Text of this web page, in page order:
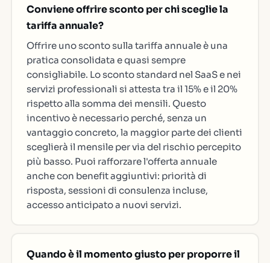
Conviene offrire sconto per chi sceglie la
tariffa annuale?
Offrire uno sconto sulla tariffa annuale è una
pratica consolidata e quasi sempre
consigliabile. Lo sconto standard nel SaaS e nei
servizi professionali si attesta tra il 15% e il 20%
rispetto alla somma dei mensili. Questo
incentivo è necessario perché, senza un
vantaggio concreto, la maggior parte dei clienti
sceglierà il mensile per via del rischio percepito
più basso. Puoi rafforzare l'offerta annuale
anche con benefit aggiuntivi: priorità di
risposta, sessioni di consulenza incluse,
accesso anticipato a nuovi servizi.
Quando è il momento giusto per proporre il